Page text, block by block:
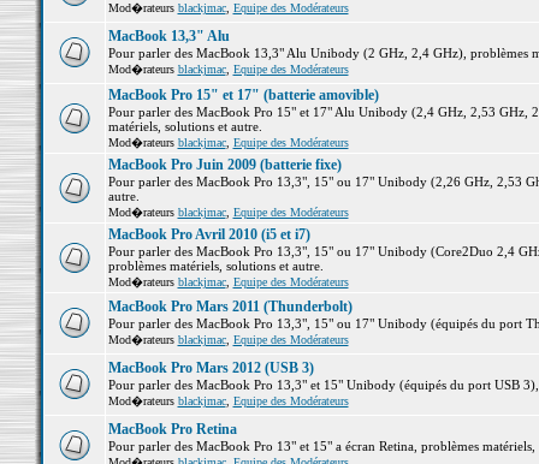
Mod�rateurs blackjmac, Equipe des Modérateurs
MacBook 13,3" Alu
Pour parler des MacBook 13,3" Alu Unibody (2 GHz, 2,4 GHz), problèmes
Mod�rateurs blackjmac, Equipe des Modérateurs
MacBook Pro 15" et 17" (batterie amovible)
Pour parler des MacBook Pro 15" et 17" Alu Unibody (2,4 GHz, 2,53 GHz,
matériels, solutions et autre.
Mod�rateurs blackjmac, Equipe des Modérateurs
MacBook Pro Juin 2009 (batterie fixe)
Pour parler des MacBook Pro 13,3", 15" ou 17" Unibody (2,26 GHz, 2,53
autre.
Mod�rateurs blackjmac, Equipe des Modérateurs
MacBook Pro Avril 2010 (i5 et i7)
Pour parler des MacBook Pro 13,3", 15" ou 17" Unibody (Core2Duo 2,4
problèmes matériels, solutions et autre.
Mod�rateurs blackjmac, Equipe des Modérateurs
MacBook Pro Mars 2011 (Thunderbolt)
Pour parler des MacBook Pro 13,3", 15" ou 17" Unibody (équipés du port
Mod�rateurs blackjmac, Equipe des Modérateurs
MacBook Pro Mars 2012 (USB 3)
Pour parler des MacBook Pro 13,3" et 15" Unibody (équipés du port USB
Mod�rateurs blackjmac, Equipe des Modérateurs
MacBook Pro Retina
Pour parler des MacBook Pro 13" et 15" a écran Retina, problèmes matériels,